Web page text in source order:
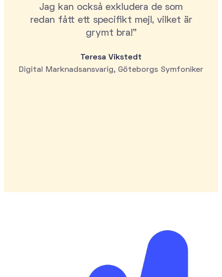
Jag kan också exkludera de som
redan fått ett specifikt mejl, vilket är
grymt bra!"
Teresa Vikstedt
Digital Marknadsansvarig, Göteborgs Symfoniker